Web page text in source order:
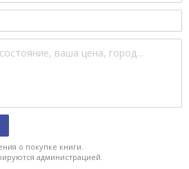
о покупке книги.
администрацией.